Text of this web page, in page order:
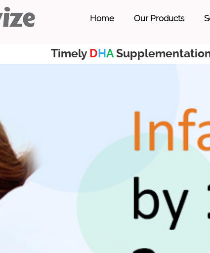
Home Our Products
Timely DHA